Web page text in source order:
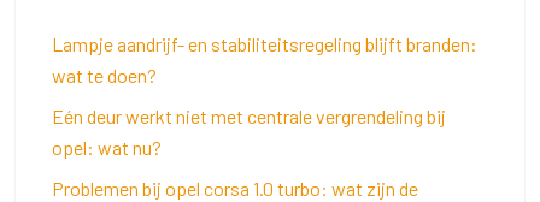
Lampje aandrijf- en stabiliteitsregeling blijft branden:
wat te doen?
Eén deur werkt niet met centrale vergrendeling bij
opel: wat nu?
Problemen bij opel corsa 1.0 turbo: wat zijn de